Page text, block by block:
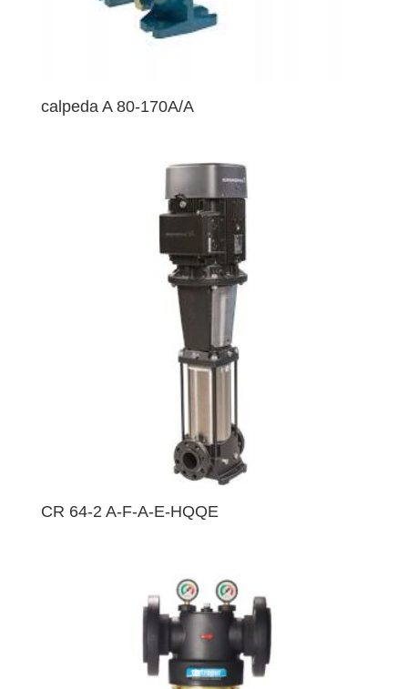
calpeda A 80-170A/A
CR 64-2 A-F-A-E-HQQE